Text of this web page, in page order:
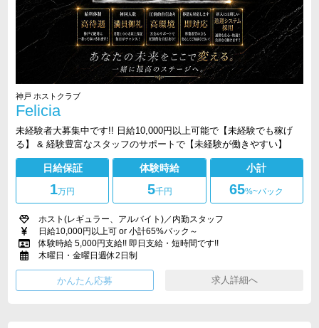
神戸 ホストクラブ
Felicia
未経験者大募集中です!! 日給10,000円以上可能で【未経験でも稼げ
る】 & 経験豊富なスタッフのサポートで【未経験が働きやすい】
日給保証
1万円
体験時給
5千円
小計
65%~バック
ホスト(レギュラー、アルバイト)／内勤スタッフ
日給10,000円以上可 or 小計65%バック～
体験時給 5,000円支給!! 即日支給・短時間です!!
木曜日・金曜日週休2日制
求人詳細へ